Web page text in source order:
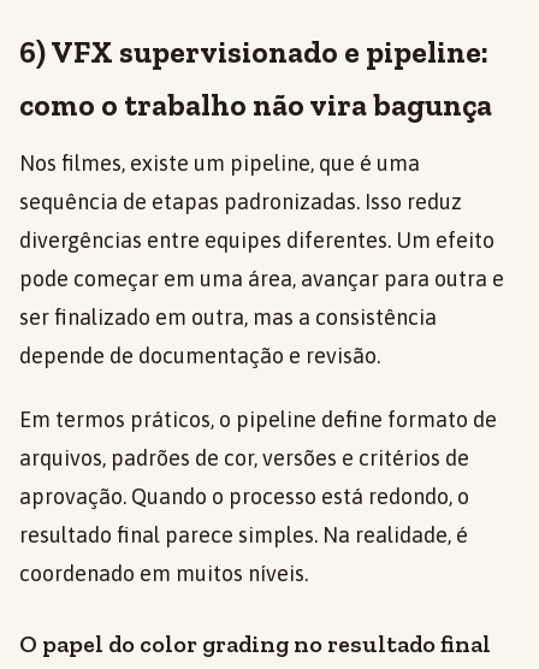
6) VFX supervisionado e pipeline:
como o trabalho não vira bagunça
Nos filmes, existe um pipeline, que é uma
sequência de etapas padronizadas. Isso reduz
divergências entre equipes diferentes. Um efeito
pode começar em uma área, avançar para outra e
ser finalizado em outra, mas a consistência
depende de documentação e revisão.
Em termos práticos, o pipeline define formato de
arquivos, padrões de cor, versões e critérios de
aprovação. Quando o processo está redondo, o
resultado final parece simples. Na realidade, é
coordenado em muitos níveis.
O papel do color grading no resultado final